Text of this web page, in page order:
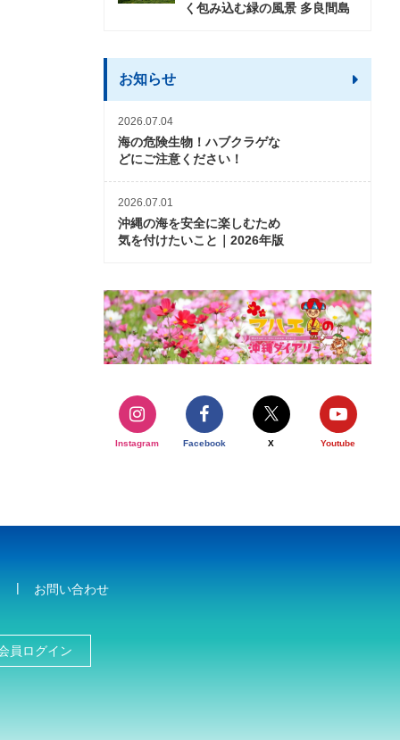
く包み込む緑の風景 多良間島
お知らせ
2026.07.04
海の危険生物！ハブクラゲな
どにご注意ください！
2026.07.01
沖縄の海を安全に楽しむため
気を付けたいこと｜2026年版
Instagram Facebook X Youtube
お問い合わせ
員ログイン